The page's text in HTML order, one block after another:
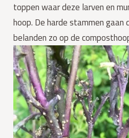
toppen waar deze larven en
hoop. De harde stammen gaan
belanden zo op de